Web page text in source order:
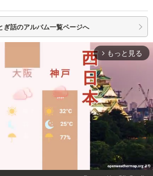
ぎ話のアルバム一覧ページへ
arrow_forward_ios もっと見る